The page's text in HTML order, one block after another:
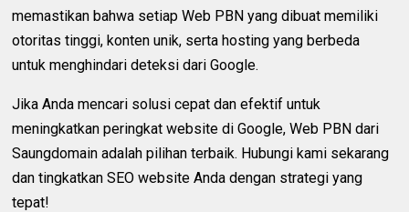
memastikan bahwa setiap Web PBN yang dibuat memiliki
otoritas tinggi, konten unik, serta hosting yang berbeda
untuk menghindari deteksi dari Google.
Jika Anda mencari solusi cepat dan efektif untuk
meningkatkan peringkat website di Google, Web PBN dari
Saungdomain adalah pilihan terbaik. Hubungi kami sekarang
dan tingkatkan SEO website Anda dengan strategi yang
tepat!